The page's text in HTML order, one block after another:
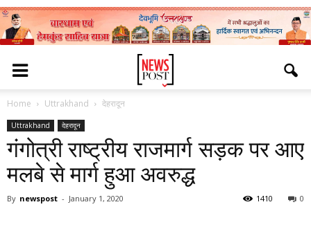
Home Uttrakhand देहरादून
Uttrakhand देहरादून
गंगोत्री राष्ट्रीय राजमार्ग सड़क पर आए
मलबे से मार्ग हुआ अवरुद्ध
By newspost - January 1, 2020 0
1410